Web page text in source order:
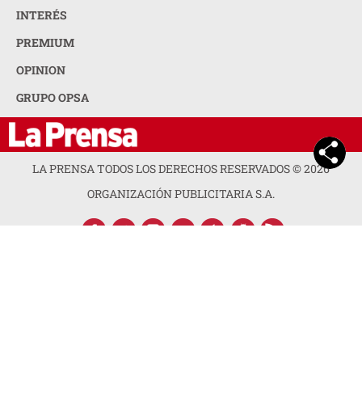
INTERÉS
PREMIUM
OPINION
GRUPO OPSA
LA PRENSA TODOS LOS DERECHOS RESERVADOS ©2026
ORGANIZACIÓN PUBLICITARIA S.A.